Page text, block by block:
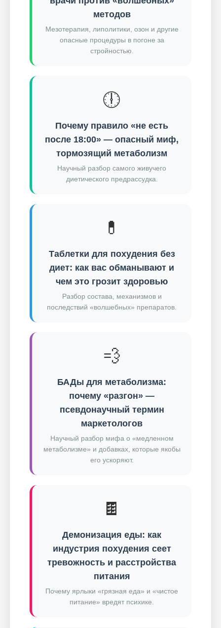
методов
Мезотерапия, липолитики, озон и другие
опасные процедуры в погоне за
стройностью.
🕕
Почему правило «не есть
после 18:00» — опасный миф,
тормозящий метаболизм
Научный разбор самого живучего
диетического предрассудка.
💊
Таблетки для похудения без
диет: как вас обманывают и
чем это грозит здоровью
Разбор состава, механизмов и
последствий «волшебных» препаратов.
💨
БАДы для метаболизма:
почему «разгон» —
псевдонаучный термин
маркетологов
Научный разбор мифа о «медленном
метаболизме» и добавках, которые якобы
его ускоряют.
🍫
Демонизация еды: как
индустрия похудения сеет
тревожность и расстройства
питания
Почему ярлыки «грязная еда» и «чистое
питание» вредят психике.